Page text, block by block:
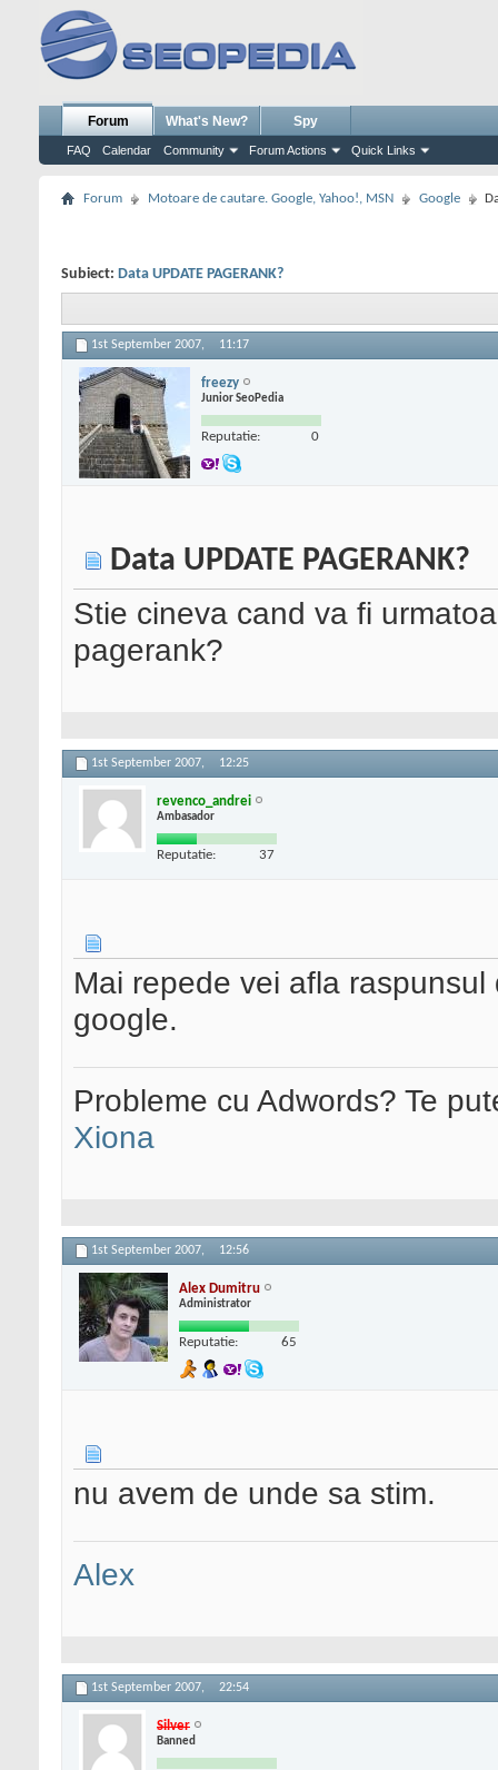
Forum
FAQ Calendar Community Forum Actions Quick Links
What's New? Spy
Forum Motoare de cautare. Google, Yahoo!, MSN Google
Subiect: Data UPDATE PAGERANK?
1st September 2007, 11:17
freezy
Junior SeoPedia
Reputatie: 0
Data UPDATE PAGERANK?
Stie cineva cand va fi
pagerank?
1st September 2007, 12:25
revenco_andrei
Ambasador
Reputatie: 37
Mai repede vei afla
google.
Probleme cu Adwords? Te
Xiona
1st September 2007, 12:56
Alex Dumitru
Administrator
Reputatie: 65
nu avem de unde sa stim.
Alex
1st September 2007, 22:54
Silver
Banned